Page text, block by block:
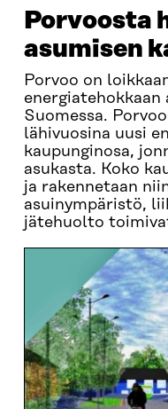
Porvoosta
asumisen
Porvoo on
energiatehokkaan
Suomessa.
lähivuosina uusi
kaupunginosa,
asukasta. Koko
ja rakennetaan
asuinympäristö,
jätehuolto